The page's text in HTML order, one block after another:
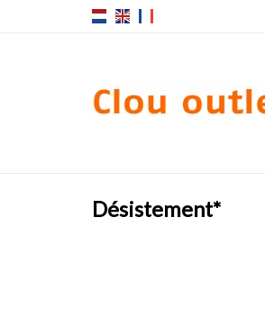
Désistement*